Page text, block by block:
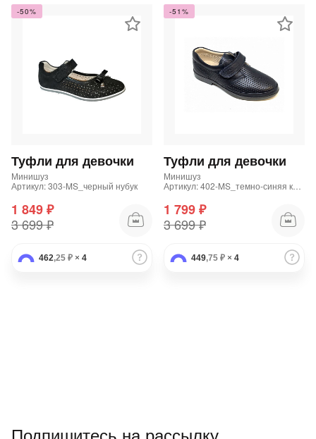
-50%
Туфли для девочки
Минишуз
Артикул: 303-MS_черный нубук
1 849 ₽
3 699 ₽
462,25 ₽ × 4
-51%
Туфли для девочки
Минишуз
1 799 ₽
3 699 ₽
449,75 ₽ × 4
75% будут
по25
раз в 2
Остались вопросы?
8 800 302-02-51
plait.ru